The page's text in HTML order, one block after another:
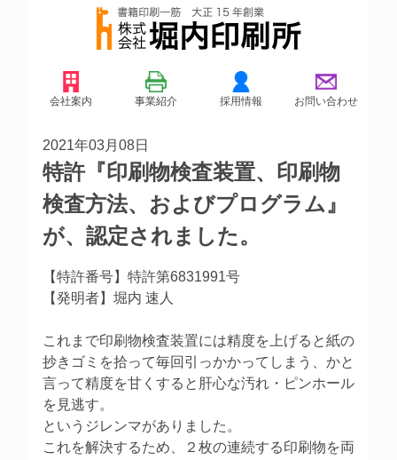
会社案内 事業紹介 採用情報 お問い合わせ
2021年03月08日
特許『印刷物検査装置、印刷物
検査方法、およびプログラム』
が、認定されました。
【特許番号】特許第6831991号
【発明者】堀内 速人
これまで印刷物検査装置には精度を上げると紙の
抄きゴミを拾って毎回引っかかってしまう、かと
言って精度を甘くすると肝心な汚れ・ピンホール
を見逃す。
というジレンマがありました。
これを解決するため、２枚の連続する印刷物を両